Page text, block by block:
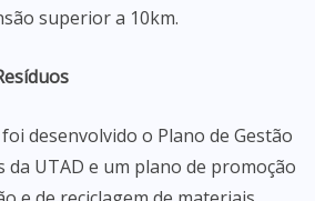
superior a 10km.
desenvolvido o Plano de Gestão
da UTAD e um plano de promoção